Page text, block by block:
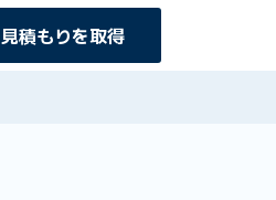
見積もりを取得